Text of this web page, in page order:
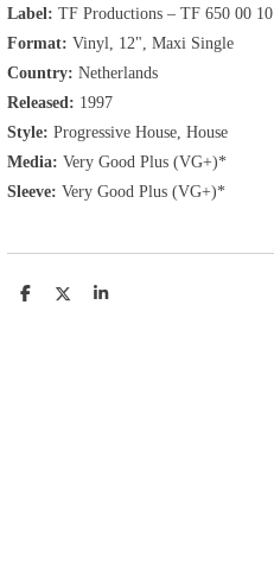
Label: TF Productions ‎– TF 650 00 10
Format: Vinyl, 12" , Maxi Single
Country: Netherlands
Released: 1997
Style: Progressive House, House
Media: Very Good Plus (VG+)*
Sleeve: Very Good Plus (VG+)*
D
D
S